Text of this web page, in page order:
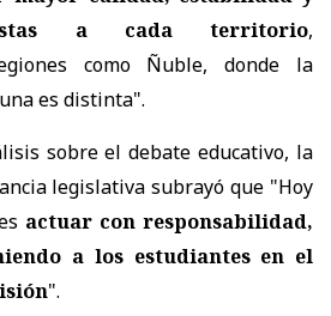
a cada territorio,
como Ñuble, donde la
es distinta".
sobre el debate educativo, la
legislativa subrayó que "Hoy
actuar con responsabilidad,
a los estudiantes en el
".